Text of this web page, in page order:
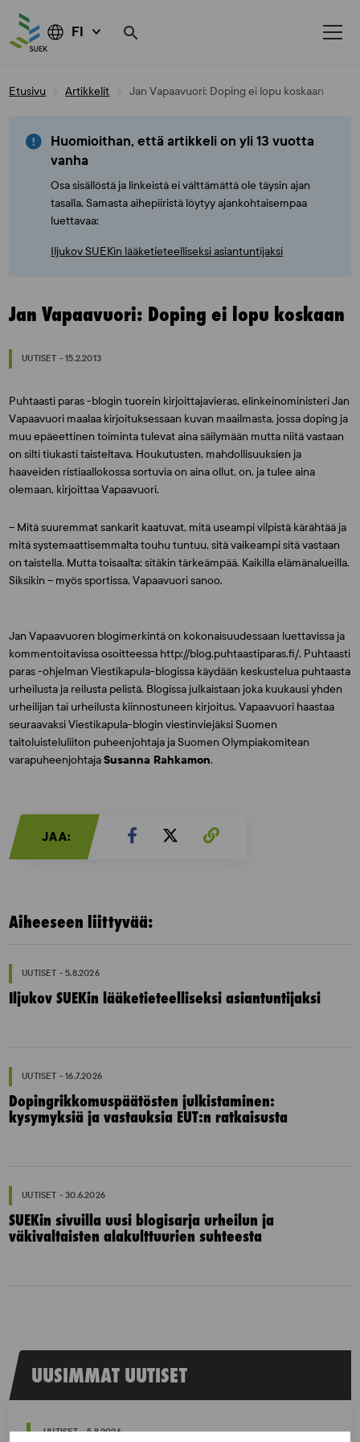
FI
Etusivu Artikkelit Jan Vapaavuori: Doping ei lopu koskaan
Huomioithan, että artikkeli on yli 13 vuotta
vanha
Osa sisällöstä ja linkeistä ei välttämättä ole täysin ajan
tasalla. Samasta aihepiiristä löytyy ajankohtaisempaa
luettavaa:
Iljukov SUEKin lääketieteelliseksi asiantuntijaksi
Jan Vapaavuori: Doping ei lopu koskaan
UUTISET - 15.2.2013
Puhtaasti paras -blogin tuorein kirjoittajavieras, elinkeinoministeri Jan
Vapaavuori maalaa kirjoituksessaan kuvan maailmasta, jossa doping ja
muu epäeettinen toiminta tulevat aina säilymään mutta niitä vastaan
on silti tiukasti taisteltava. Houkutusten, mahdollisuuksien ja
haaveiden ristiaallokossa sortuvia on aina ollut, on, ja tulee aina
olemaan, kirjoittaa Vapaavuori.
– Mitä suuremmat sankarit kaatuvat, mitä useampi vilpistä kärähtää ja
mitä systemaattisemmalta touhu tuntuu, sitä vaikeampi sitä vastaan
on taistella. Mutta toisaalta: sitäkin tärkeämpää. Kaikilla elämänalueilla.
Siksikin – myös sportissa, Vapaavuori sanoo.
Jan Vapaavuoren blogimerkintä on kokonaisuudessaan luettavissa ja
kommentoitavissa osoitteessa http://blog.puhtaastiparas.fi/. Puhtaasti
paras -ohjelman Viestikapula-blogissa käydään keskustelua puhtaasta
urheilusta ja reilusta pelistä. Blogissa julkaistaan joka kuukausi yhden
urheilijan tai urheilusta kiinnostuneen kirjoitus. Vapaavuori haastaa
seuraavaksi Viestikapula-blogin viestinviejäksi Suomen
taitoluisteluliiton puheenjohtaja ja Suomen Olympiakomitean
varapuheenjohtajaSusanna Rahkamon.
JAA:
Aiheeseen liittyvää:
UUTISET - 5.8.2026
Iljukov SUEKin lääketieteelliseksi asiantuntijaksi
UUTISET - 16.7.2026
Dopingrikkomuspäätösten julkistaminen:
kysymyksiä ja vastauksia EUT:n ratkaisusta
UUTISET - 30.6.2026
SUEKin sivuilla uusi blogisarja urheilun ja
väkivaltaisten alakulttuurien suhteesta
UUSIMMAT UUTISET
UUTISET - 5.8.2026